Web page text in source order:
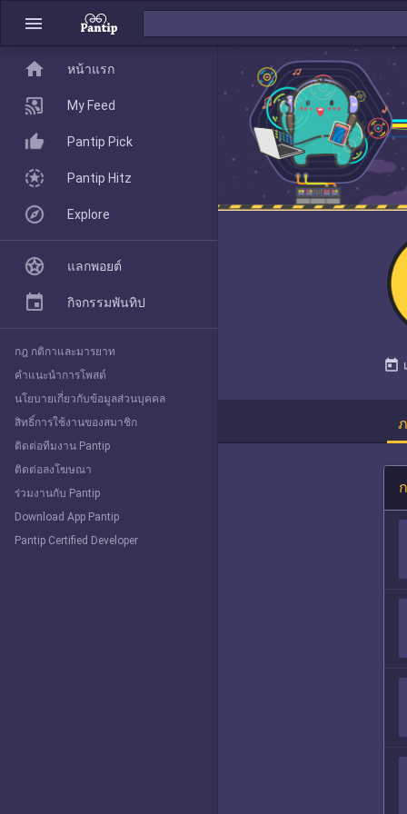
menu
today
home
Pantip Pick
Explore
home หน้าแรก
My Feed
Pantip Pick
Pantip Hitz
Explore
แลกพอยต์
กิจกรรมพันทิป
กฎ กติกาและมารยาท
คำแนะนำการโพสต์
นโยบายเกี่ยวกับข้อมูลส่วนบุคคล
สิทธิ์การใช้งานของสมาชิก
ติดต่อทีมงาน Pantip
ติดต่อลงโฆษณา
ร่วมงานกับ Pantip
Download App Pantip
Pantip Certified Developer